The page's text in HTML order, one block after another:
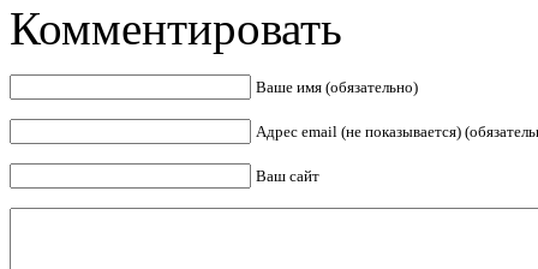
Комментировать
Ваше имя (обязательно)
Адрес email (не показывается)
Ваш сайт